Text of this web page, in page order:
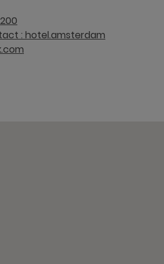
: hotel.amsterdam